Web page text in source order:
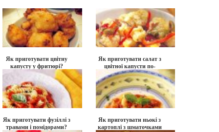
Як приготувати цвітну
капусту у фритюрі?
Як приготувати салат з
цвітної капусти по-
італійськи?
Як приготувати фузіллі з
травами і помідорами?
Як приготувати ньокі з
картоплі з шматочками